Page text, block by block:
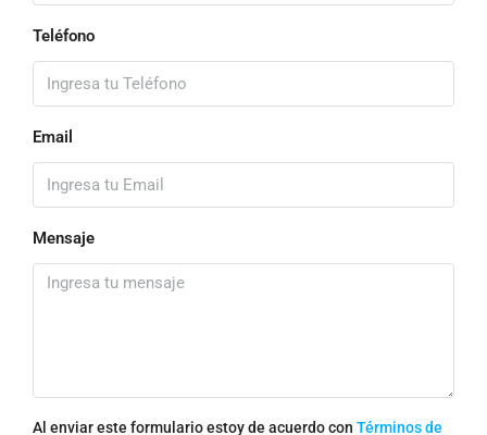
Teléfono
Email
Mensaje
Al enviar este formulario estoy de acuerdo con Términos de